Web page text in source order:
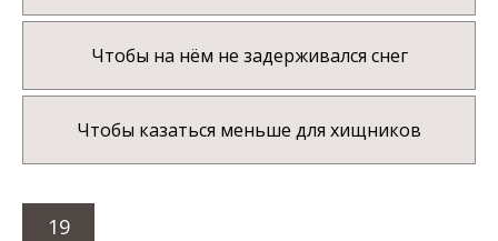
Чтобы на нём не задерживался снег
Чтобы казаться меньше для хищников
19